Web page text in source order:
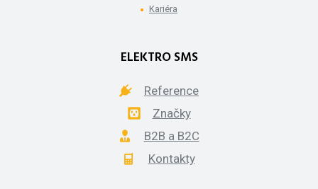
Kariéra
ELEKTRO SMS
Reference
Značky
B2B a B2C
Kontakty